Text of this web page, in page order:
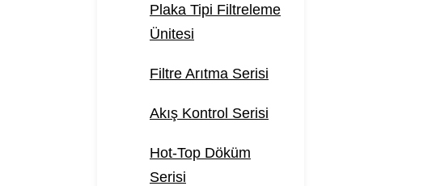
Plaka Tipi Filtreleme
Ünitesi
Filtre Arıtma Serisi
Akış Kontrol Serisi
Hot-Top Döküm
Serisi